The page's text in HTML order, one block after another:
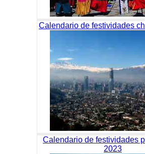
Calendario de festividades
Calendario de festividades
2023